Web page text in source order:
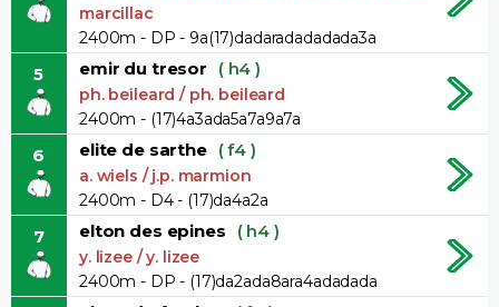
marcillac
2400m - DP - 9a(17)dadaradadadada3a
5 emir du tresor ( h4 )
ph. beileard / ph. beileard
2400m - (17)4a3ada5a7a9a7a
6 elite de sarthe ( f4 )
a. wiels / j.p. marmion
2400m - D4 - (17)da4a2a
7 elton des epines ( h4 )
y. lizee / y. lizee
2400m - DP - (17)da2ada8ara4adadada